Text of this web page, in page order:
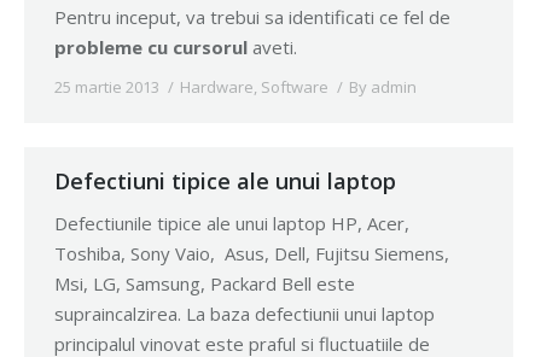
Pentru inceput, va trebui sa identificati ce fel de
probleme cu cursorul aveti.
25 martie 2013 Hardware, Software By admin
Defectiuni tipice ale unui laptop
Defectiunile tipice ale unui laptop HP, Acer,
Toshiba, Sony Vaio, Asus, Dell, Fujitsu Siemens,
Msi, LG, Samsung, Packard Bell este
supraincalzirea. La baza defectiunii unui laptop
principalul vinovat este praful si fluctuatiile de